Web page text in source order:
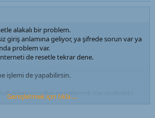
alakalı bir problem.
giriş anlamına geliyor, ya şifrede sorun var ya
problem var.
de resetle tekrar dene.
işlemi de yapabilirsin.
(cache) temizlemek için aşağıdaki
Genişletmek için tıkla ...